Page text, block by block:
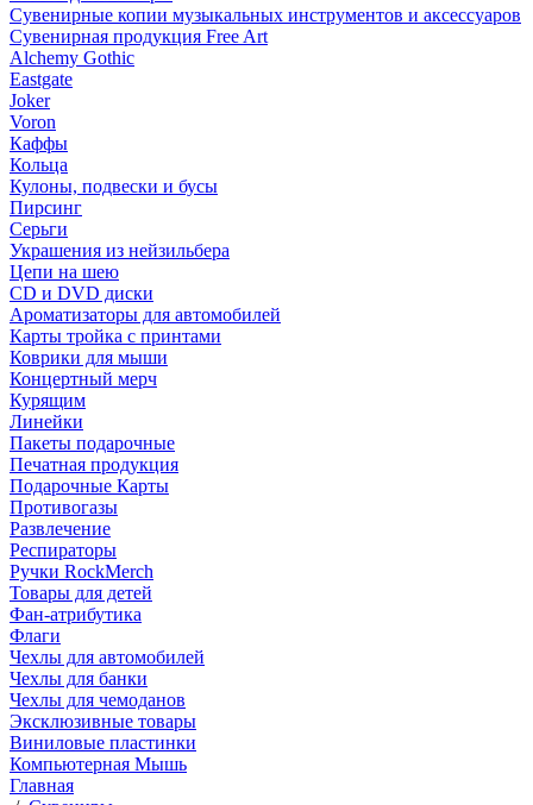
Сувенирные копии музыкальных инструментов и аксессуаров
Сувенирная продукция Free Art
Alchemy Gothic
Eastgate
Joker
Voron
Каффы
Кольца
Кулоны, подвески и бусы
Пирсинг
Серьги
Украшения из нейзильбера
Цепи на шею
CD и DVD диски
Ароматизаторы для автомобилей
Карты тройка с принтами
Коврики для мыши
Концертный мерч
Курящим
Линейки
Пакеты подарочные
Печатная продукция
Подарочные Карты
Противогазы
Развлечение
Респираторы
Ручки RockMerch
Товары для детей
Фан-атрибутика
Флаги
Чехлы для автомобилей
Чехлы для банки
Чехлы для чемоданов
Эксклюзивные товары
Виниловые пластинки
Компьютерная Мышь
Главная